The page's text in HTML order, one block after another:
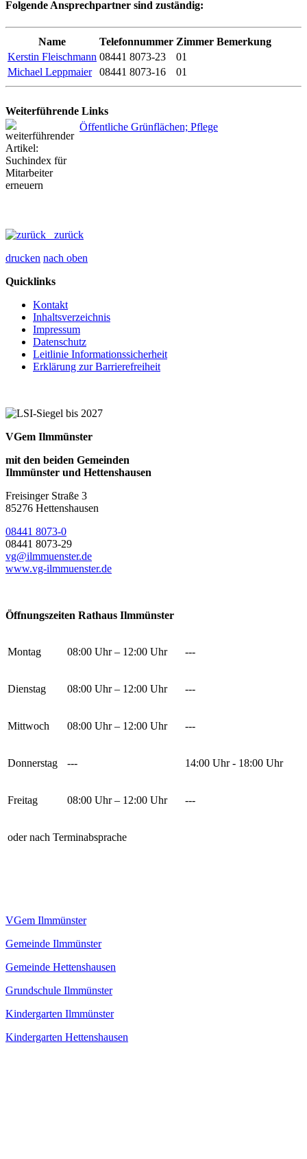
Folgende Ansprechpartner sind zuständig:
Name Telefonnummer Zimmer Bemerkung
Kerstin Fleischmann 08441 8073-23
01
Michael Leppmaier
08441 8073-16 01
Weiterführende Links
Öffentliche Grünflächen; Pflege
zurück
drucken nach oben
Quicklinks
Kontakt
Inhaltsverzeichnis
Impressum
Datenschutz
Leitlinie Informationssicherheit
Erklärung zur Barrierefreiheit
VGem Ilmmünster
mit den beiden Gemeinden
Ilmmünster und Hettenshausen
Freisinger Straße 3
85276 Hettenshausen
08441 8073-0
08441 8073-29
vg@ilmmuenster.de
www.vg-ilmmuenster.de
Öffnungszeiten Rathaus Ilmmünster
Montag 08:00 Uhr – 12:00 Uhr ---
Dienstag 08:00 Uhr – 12:00 Uhr ---
Mittwoch 08:00 Uhr – 12:00 Uhr ---
Donnerstag --- 14:00 Uhr - 18:00 Uhr
Freitag 08:00 Uhr – 12:00 Uhr ---
oder nach Terminabsprache
VGem Ilmmünster
Gemeinde Ilmmünster
Gemeinde Hettenshausen
Grundschule Ilmmünster
Kindergarten Ilmmünster
Kindergarten Hettenshausen